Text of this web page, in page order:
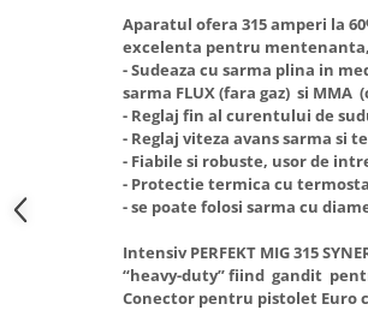
Redresoare auto - roboti de
Suflante cu aer cald
Scari metalice
Scule cu acumulator
Scule pentru electricieni
Truse de scule
Truse de lipit PPR
Masini de spalat vase
Masini de spalat vase incorporabile
Masini de spalat vase
independente
Masini de spalat rufe
Masini de spalat rufe frontale
Masini de spalat rufe verticale
Masini de spalat rufe incorporabile
Masini de spalat rufe cu uscator
Aparatul ofera 315 amperi la
excelenta pentru
- Sudeaza cu sarma plina in
sarma FLUX (fara gaz) si
- Reglaj fin al curentului de
- Reglaj viteza avans sarma si
- Fiabile si robuste, usor de
- Protectie termica cu
- se poate folosi sarma cu
Intensiv PERFEKT MIG 315
“heavy-duty” fiind gandit
Conector pentru pistolet Euro